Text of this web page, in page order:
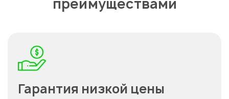
преимуществами
Гарантия низкой цены